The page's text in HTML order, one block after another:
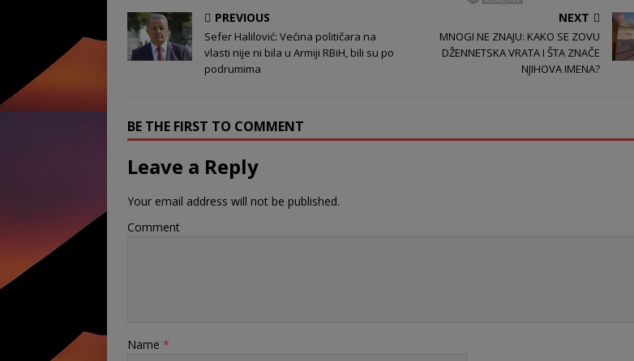
PREVIOUS
Sefer Halilović: Većina političara na
vlasti nije ni bila u Armiji RBiH, bili su po
podrumima
NEXT
MNOGI NE ZNAJU: KAKO SE ZOVU
DŽENNETSKA VRATA I ŠTA ZNAČE
NJIHOVA IMENA?
BE THE FIRST TO COMMENT
Leave a Reply
Your email address will not be published.
Comment
Name *